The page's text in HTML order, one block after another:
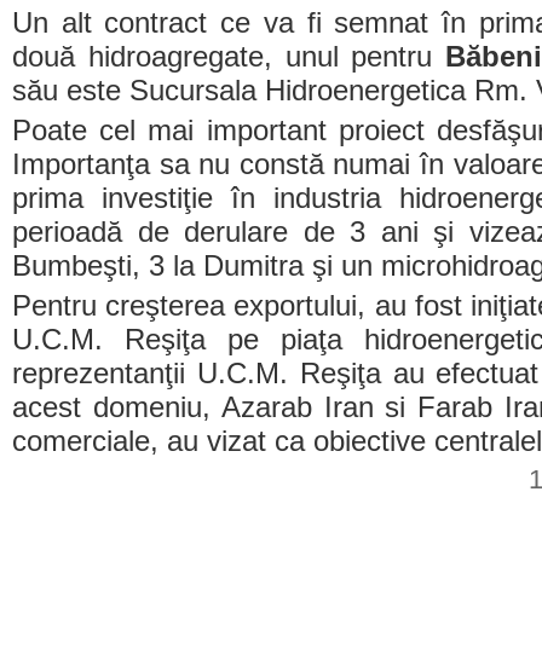
Un alt contract ce va fi semnat în
două hidroagregate, unul pentru Băbeni
său este Sucursala Hidroenergetica Rm.
Poate cel mai important proiect
Importanţa sa nu constă numai în
prima investiţie în industria
perioadă de derulare de 3 ani şi
Bumbeşti, 3 la Dumitra şi un
Pentru creşterea exportului, au fost
U.C.M. Reşiţa pe piaţa
reprezentanţii U.C.M. Reşiţa au
acest domeniu, Azarab Iran si Farab
comerciale, au vizat ca obiective